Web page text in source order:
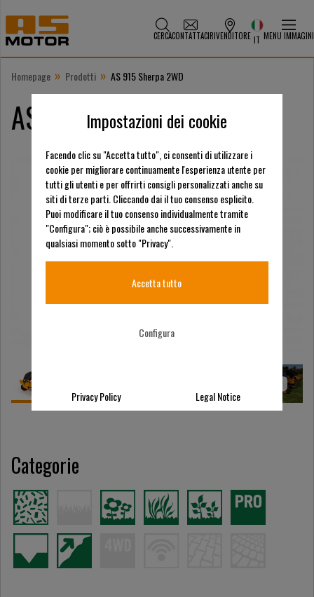
CERCACONTATTACIRIVENDITORE IT MENU IMMAGINI
Homepage » Prodotti » AS 915 Sherpa 2WD
AS 915 Sherpa 2WD
Categorie
Impostazioni dei cookie
Facendo clic su "Accetta tutto", ci consenti di utilizzare i
cookie per migliorare continuamente l'esperienza utente per
tutti gli utenti e per offrirti consigli personalizzati anche su
siti di terze parti. Cliccando dai il tuo consenso esplicito.
Puoi modificare il tuo consenso individualmente tramite
"Configura"; ciò è possibile anche successivamente in
qualsiasi momento sotto "Privacy".
Accetta tutto
Configura
Privacy Policy Legal Notice